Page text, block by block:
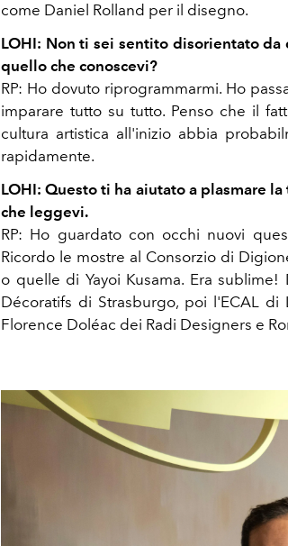
come Daniel Rolland per il disegno.
LOHI: Non ti sei sentito disorientato
quello che conoscevi?
RP: Ho dovuto riprogrammarmi. Ho
imparare tutto su tutto. Penso che il
cultura artistica all'inizio abbia
rapidamente.
LOHI: Questo ti ha aiutato a plasmare
che leggevi.
RP: Ho guardato con occhi nuovi
Ricordo le mostre al Consorzio di
o quelle di Yayoi Kusama. Era
Décoratifs di Strasburgo, poi l'ECAL di
Florence Doléac dei Radi Designers e